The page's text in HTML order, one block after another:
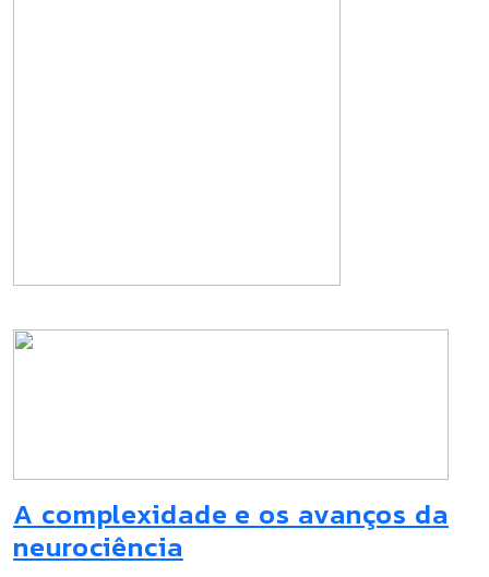
A complexidade e os avanços da
neurociência